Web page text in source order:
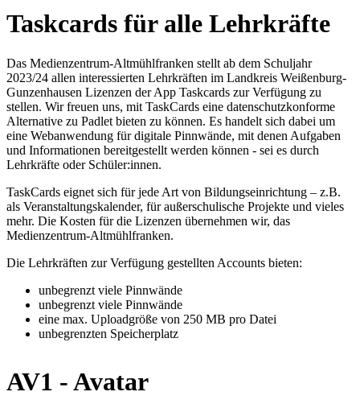
Taskcards für alle Lehrkräfte
Das Medienzentrum-Altmühlfranken stellt ab dem Schuljahr
2023/24 allen interessierten Lehrkräften im Landkreis Weißenburg-
Gunzenhausen Lizenzen der App Taskcards zur Verfügung zu
stellen. Wir freuen uns, mit TaskCards eine datenschutzkonforme
Alternative zu Padlet bieten zu können. Es handelt sich dabei um
eine Webanwendung für digitale Pinnwände, mit denen Aufgaben
und Informationen bereitgestellt werden können - sei es durch
Lehrkräfte oder Schüler:innen.
TaskCards eignet sich für jede Art von Bildungseinrichtung – z.B.
als Veranstaltungskalender, für außerschulische Projekte und vieles
mehr. Die Kosten für die Lizenzen übernehmen wir, das
Medienzentrum-Altmühlfranken.
Die Lehrkräften zur Verfügung gestellten Accounts bieten:
unbegrenzt viele Pinnwände
unbegrenzt viele Pinnwände
eine max. Uploadgröße von 250 MB pro Datei
unbegrenzten Speicherplatz
AV1 - Avatar